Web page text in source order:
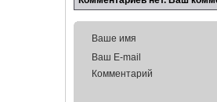
Ваше имя
Ваш E-mail
Комментарий